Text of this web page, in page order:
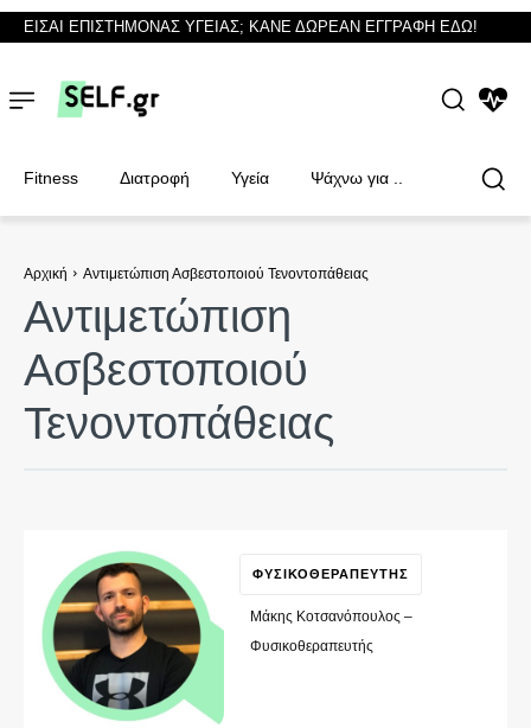
Φυσικοθεραπευτές
Φυσικοθεραπευτές
ΕΙΣΑΙ ΕΠΙΣΤΗΜΟΝΑΣ ΥΓΕΙΑΣ; ΚΑΝΕ ΔΩΡΕΑΝ ΕΓΓΡΑΦΗ ΕΔΩ!
Fitness Διατροφή Υγεία Ψάχνω για ..
Αρχική Αντιμετώπιση Ασβεστοποιού Τενοντοπάθειας
Αντιμετώπιση
Ασβεστοποιού
Τενοντοπάθειας
ΦΥΣΙΚΟΘΕΡΑΠΕΥΤΗΣ
Μάκης Κοτσανόπουλος –
Φυσικοθεραπευτής